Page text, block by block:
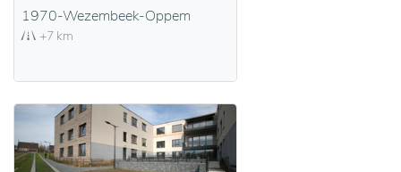
1970-Wezembeek-Oppem
+7 km